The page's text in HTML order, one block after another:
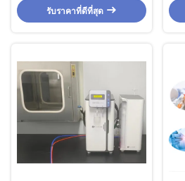
ปรับปรับปรับปรับปรับ
รับราคาที่ดีที่สุด
คว